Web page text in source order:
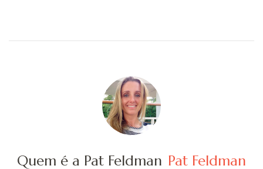
Quem é a Pat Feldman Pat Feldman